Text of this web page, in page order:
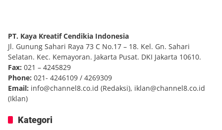
PT. Kaya Kreatif Cendikia Indonesia
Jl. Gunung Sahari Raya 73 C No.17 – 18. Kel. Gn. Sahari
Selatan. Kec. Kemayoran. Jakarta Pusat. DKI Jakarta 10610.
Fax: 021 – 4245829
Phone: 021- 4246109 / 4269309
Email: info@channel8.co.id (Redaksi), iklan@channel8.co.id
(Iklan)
Kategori